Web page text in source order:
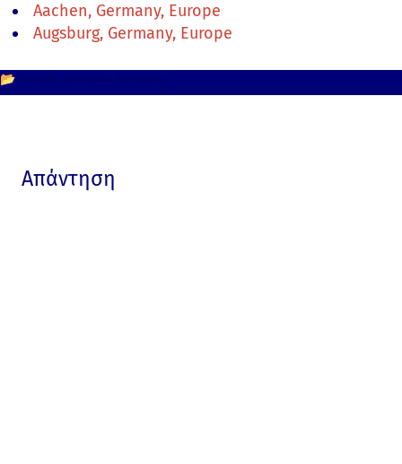
Aachen, Germany, Europe
Augsburg, Germany, Europe
📂
Απάντηση